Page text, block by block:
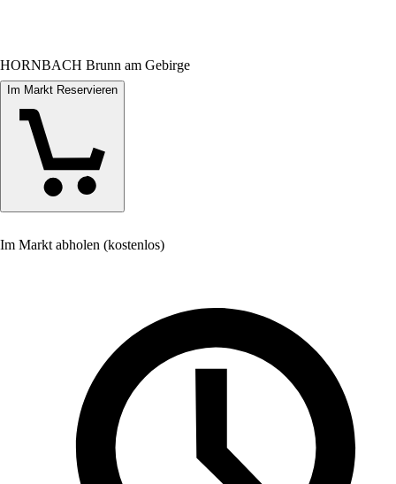
HORNBACH Brunn am Gebirge
Im Markt Reservieren
Im Markt abholen (kostenlos)